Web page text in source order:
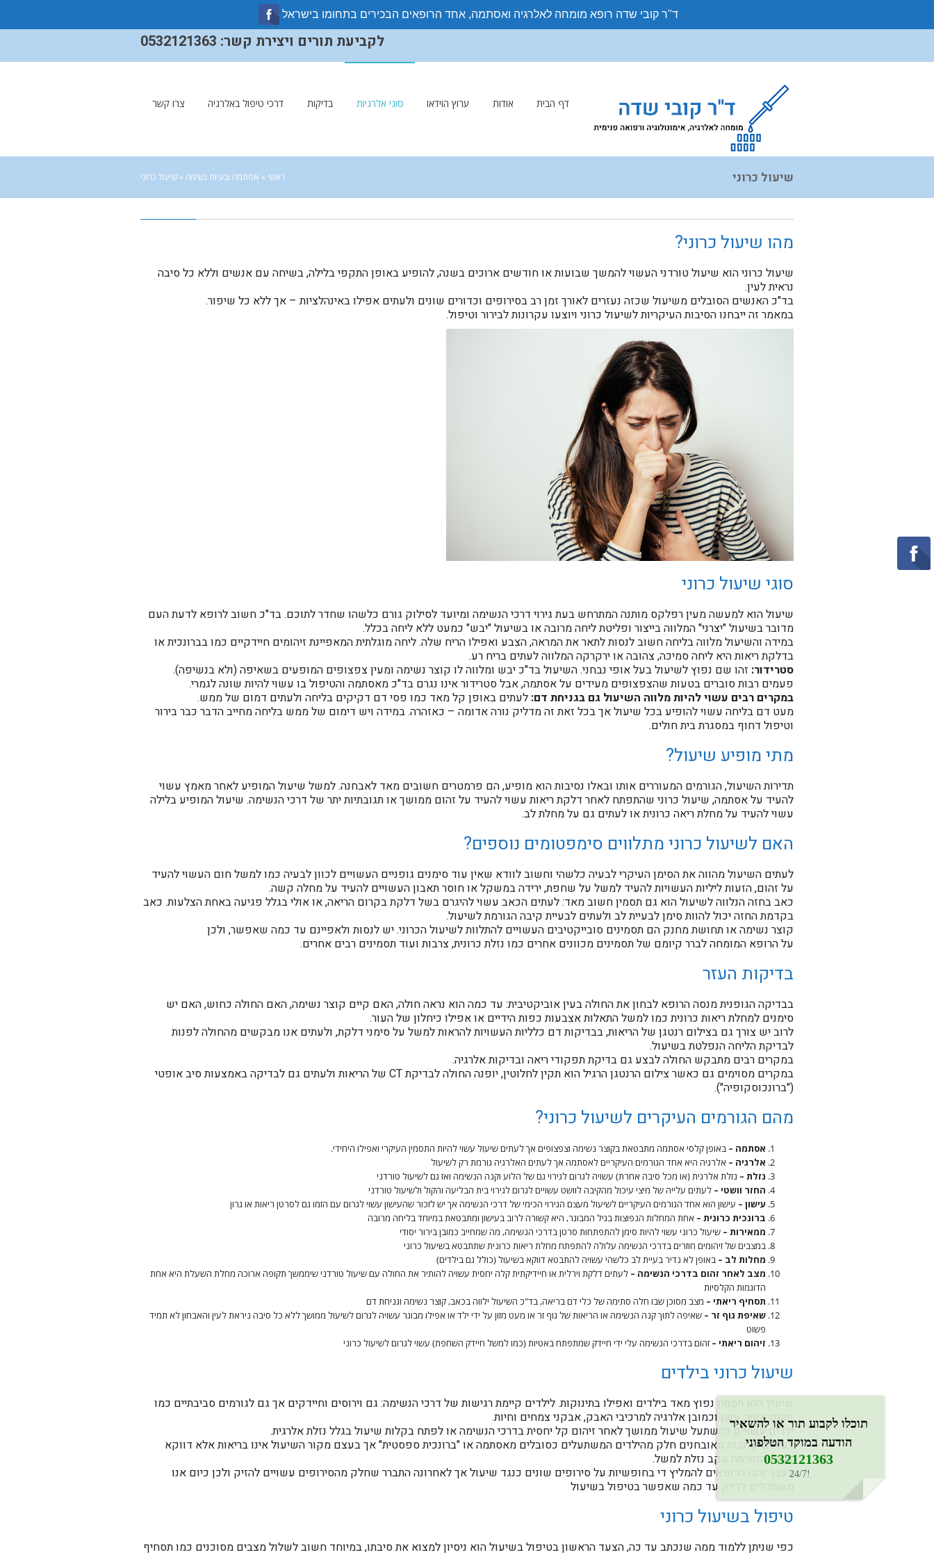
לקביעת תורים ויצירת קשר: 0532121363
דף הבית אודות ערוץ הוידאו סוגי אלרגיות בדיקות דרכי טיפול באלרגיה צרו קשר
שיעול כרוני ראשי » אסתמה ובעיות נשימה »שיעול כרוני
מהו שיעול כרוני?
שיעול כרוני הוא שיעול טורדני העשוי להמשך שבועות או חודשים ארוכים בשנה, להופיע באופן התקפי בלילה, בשיחה עם אנשים וללא כל סיבה
נראית לעין.
בד"כ האנשים הסובלים משיעול שכזה נעזרים לאורך זמן רב בסירופים וכדורים שונים ולעתים אפילו באינהלציות – אך ללא כל שיפור.
במאמר זה ייבחנו הסיבות העיקריות לשיעול כרוני ויוצעו עקרונות לבירור וטיפול.
סוגי שיעול כרוני
שיעול הוא למעשה מעין רפלקס מותנה המתרחש בעת גירוי דרכי הנשימה ומיועד לסילוק גורם כלשהו שחדר לתוכם. בד"כ חשוב לרופא לדעת העם
מדובר בשיעול "יצרני" המלווה בייצור ופליטת ליחה מרובה או בשיעול "יבש" כמעט ללא ליחה בכלל.
במידה והשיעול מלווה בליחה חשוב לנסות לתאר את המראה, הצבע ואפילו הריח שלה. ליחה מוגלתית המאפיינת זיהומים חיידקיים כמו בברונכית או
בדלקת ריאות היא ליחה סמיכה, צהובה או ירקרקה המלווה לעתים בריח רע.
סטרידור: זהו שם נפוץ לשיעול בעל אופי נבחני. השיעול בד"כ יבש ומלווה לו קוצר נשימה ומעין צפצופים המופעים בשאיפה (ולא בנשיפה).
פעמים רבות סוברים בטעות שהצפצופים מעידים על אסתמה, אבל סטרידור אינו נגרם בד"כ מאסתמה והטיפול בו עשוי להיות שונה לגמרי.
במקרים רבים עשוי להיות מלווה השיעול גם בגניחת דם: לעתים באופן קל מאד כמו פסי דם דקיקים בליחה ולעתים דמום של ממש.
מעט דם בליחה עשוי להופיע בכל שיעול אך בכל זאת זה מדליק נורה אדומה – כאזהרה. במידה ויש דימום של ממש בליחה מחייב הדבר כבר בירור
וטיפול דחוף במסגרת בית חולים.
מתי מופיע שיעול?
תדירות השיעול, הגורמים המעוררים אותו ובאלו נסיבות הוא מופיע, הם פרמטרים חשובים מאד לאבחנה. למשל שיעול המופיע לאחר מאמץ עשוי
להעיד על אסתמה, שיעול כרוני שהתפתח לאחר דלקת ריאות עשוי להעיד על זהום ממושך או תגובתיות יתר של דרכי הנשימה. שיעול המופיע בלילה
עשוי להעיד על מחלת ריאה כרונית או לעתים גם על מחלת לב.
האם לשיעול כרוני מתלווים סימפטומים נוספים?
לעתים השיעול מהווה את הסימן העיקרי לבעיה כלשהי וחשוב לוודא שאין עוד סימנים גופניים העשויים לכוון לבעיה כמו למשל חום העשוי להעיד
על זהום, הזעות ליליות העשויות להעיד למשל על שחפת, ירידה במשקל או חוסר תאבון העשויים להעיד על מחלה קשה.
כאב בחזה הנלווה לשיעול הוא גם תסמין חשוב מאד: לעתים הכאב עשוי להיגרם בשל דלקת בקרום הריאה, או אולי בגלל פגיעה באחת הצלעות. כאב
בקדמת החזה יכול להוות סימן לבעיית לב ולעתים לבעיית קיבה הגורמת לשיעול.
קוצר נשימה או תחושת מחנק הם תסמינים סובייקטיבים העשויים להתלוות לשיעול הכרוני. יש לנסות ולאפיינם עד כמה שאפשר, ולכן
על הרופא המומחה לברר קיומם של תסמינים מכוונים אחרים כמו נזלת כרונית, צרבות ועוד תסמינים רבים אחרים.
בדיקות העזר
בבדיקה הגופנית מנסה הרופא לבחון את החולה בעין אוביקטיבית: עד כמה הוא נראה חולה, האם קיים קוצר נשימה, האם החולה כחוש, האם יש
סימנים למחלת ריאות כרונית כמו למשל התאלות אצבעות כפות הידיים או אפילו כיחלון של העור.
לרוב יש צורך גם בצילום רנטגן של הריאות, בבדיקות דם כלליות העשויות להראות למשל על סימני דלקת, ולעתים אנו מבקשים מהחולה לפנות
לבדיקת הליחה הנפלטת בשיעול.
במקרים רבים מתבקש החולה לבצע גם בדיקת תפקודי ריאה ובדיקות אלרגיה.
במקרים מסוימים גם כאשר צילום הרנטגן הרגיל הוא תקין לחלוטין, יופנה החולה לבדיקת CT של הריאות ולעתים גם לבדיקה באמצעות סיב אופטי
("ברונכוסקופיה").
מהם הגורמים העיקרים לשיעול כרוני?
אסתמה – באופן קלסי אסתמה מתבטאת בקוצר נשימה וצפצופים אך לעתים שיעול עשוי להיות התסמין העיקרי ואפילו היחידי.
אלרגיה – אלרגיה היא אחד הגורמים העיקריים לאסתמה אך לעתים האלרגיה גורמת רק לשיעול
נזלת – נזלת אלרגית (או מכל סיבה אחרת) עשויה לגרום לגירוי גם של הלוע וקנה הנשימה ואז גם לשיעול טורדני
החזר וושטי – לעתים עלייה של מיצי עיכול מהקיבה לוושט עשויים לגרום לגירוי בית הבליעה והקול ולשיעול טורדני
עישון – עישון הוא אחד הגורמים העיקריים לשיעול מעצם הגירוי הכימי של דרכי הנשימה אך יש לזכור שהעישון עשוי לגרום עם הזמו גם לסרטן ריאות או גרון
ברונכית כרונית – אחת המחלות הנפוצות בגיל המבוגר, היא קשורה לרוב בעישון ומתבטאת במיוחד בליחה מרובה
ממאירות – שיעול כרוני עשוי להיות סימן להתפתחות סרטן בדרכי הנשימה, מה שמחייב כמובן בירור יסודי
במצבים של זיהומים חוזרים בדרכי הנשימה עלולה להתפתח מחלת ריאות כרונית שתתבטא בשיעול כרוני
מחלות לב – באופן לא נדיר בעיית לב כלשהי עשויה להתבטא דווקא בשיעול (כולל גם בילדים)
מצב לאחר זהום בדרכי הנשימה – לעתים דלקת וירלית או חיידיקתית קלה יחסית עשויה להותיר את החולה עם שיעול טורדני שיממשך תקופה ארוכה מחלת השעלת היא אחת
הדוגמות הקלסיות
תסחיף ריאתי – מצב מסוכן שבו חלה סתימה של כלי דם בריאה, בד"כ השיעול ילווה בכאב, קוצר נשימה וגניחת דם
שאיפת גוף זר – שאיפה לתוך קנה הנשימה או הריאות של גוף זר או מעט מזון על ידי ילד או אפילו מבוגר עשויה לגרום לשיעול ממושך ללא כל סיבה ניראת לעין והאבחון לא תמיד
פשוט
זיהום ריאתי – זהום בדרכי הנשימה עלי ידי חיידק שמתפתח באטיות (כמו למשל חיידק השחפת) עשוי לגרום לשיעול כרוני
שיעול כרוני בילדים
שיעול הוא תסמין נפוץ מאד בילדים ואפילו בתינוקות. לילדים קיימת רגישות של דרכי הנשימה: גם וירוסים וחיידקים אך גם לגורמים סביבתיים כמו
זיהום אוויר, עשן וכמובן אלרגיה למרכיבי האבק, אבקני צמחים וחיות.
ילדים עשויים להשתעל שיעול ממושך לאחר זיהום קל יחסית בדרכי הנשימה או לפתח בקלות שיעול בגלל נזלת אלרגית.
לעיתים קרובות מאובחנים חלק מהילדים המשתעלים כסובלים מאסתמה או "ברונכית ספסטית" אך בעצם מקור השיעול אינו בריאות אלא דווקא
בקנה הנשימה עקב נזלת למשל.
בעבר נהגו הרופאים להמליץ די בחופשיות על סירופים שונים כנגד שיעול אך לאחרונה התברר שחלק מהסירופים עשויים להזיק ולכן כיום אנו
משתדלים לדייק עד כמה שאפשר בטיפול בשיעול
טיפול בשיעול כרוני
כפי שניתן ללמוד ממה שנכתב עד כה, הצעד הראשון בטיפול בשיעול הוא ניסיון למצוא את סיבתו, במיוחד חשוב לשלול מצבים מסוכנים כמו תסחיף
ד"ר קובי שדה רופא מומחה לאלרגיה ואסתמה, אחד הרופאים הבכירים בתחומו בישראל
תוכלו לקבוע תור או להשאיר
הודעה במוקד הטלפוני
0532121363​
!24/7